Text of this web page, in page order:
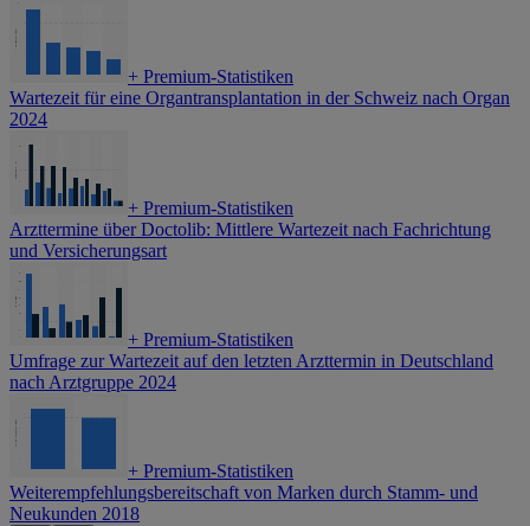
+ Premium-Statistiken
Wartezeit für eine Organtransplantation in der Schweiz nach Organ
2024
+ Premium-Statistiken
Arzttermine über Doctolib: Mittlere Wartezeit nach Fachrichtung
und Versicherungsart
+ Premium-Statistiken
Umfrage zur Wartezeit auf den letzten Arzttermin in Deutschland
nach Arztgruppe 2024
+ Premium-Statistiken
Weiterempfehlungsbereitschaft von Marken durch Stamm- und
Neukunden 2018